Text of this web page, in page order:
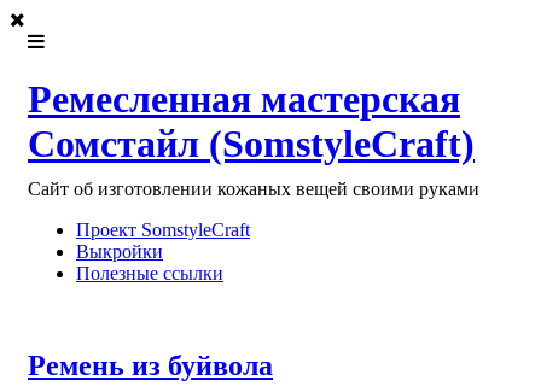
Ремесленная мастерская
Сомстайл (SomstyleCraft)
Сайт об изготовлении кожаных вещей своими руками
Проект SomstyleCraft
Выкройки
Полезные ссылки
Ремень из буйвола